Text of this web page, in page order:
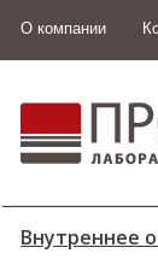
О компании
Внутреннее